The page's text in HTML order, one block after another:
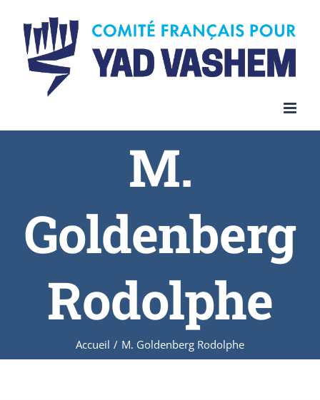
content
M.
Goldenberg
Rodolphe
Accueil / M. Goldenberg Rodolphe